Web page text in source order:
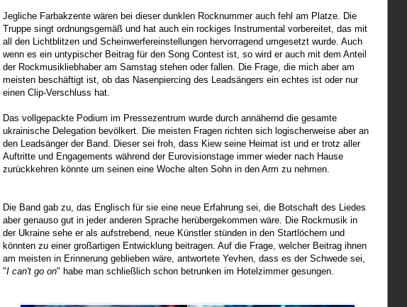
Jegliche Farbakzente wären bei dieser dunklen Rocknummer auch fehl am Platze. Die
Truppe singt ordnungsgemäß und hat auch ein rockiges Instrumental vorbereitet, das mit
all den Lichtblitzen und Scheinwerfereinstellungen hervorragend umgesetzt wurde. Auch
wenn es ein untypischer Beitrag für den Song Contest ist, so wird er auch mit dem Anteil
der Rockmusikliebhaber am Samstag stehen oder fallen. Die Frage, die mich aber am
meisten beschäftigt ist, ob das Nasenpiercing des Leadsängers ein echtes ist oder nur
einen Clip-Verschluss hat.
Das vollgepackte Podium im Pressezentrum wurde durch annähernd die gesamte
ukrainische Delegation bevölkert. Die meisten Fragen richten sich logischerweise aber an
den Leadsänger der Band. Dieser sei froh, dass Kiew seine Heimat ist und er trotz aller
Auftritte und Engagements während der Eurovisionstage immer wieder nach Hause
zurückkehren könnte um seinen eine Woche alten Sohn in den Arm zu nehmen.
Die Band gab zu, das Englisch für sie eine neue Erfahrung sei, die Botschaft des Liedes
aber genauso gut in jeder anderen Sprache herübergekommen wäre. Die Rockmusik in
der Ukraine sehe er als aufstrebend, neue Künstler stünden in den Startlöchern und
könnten zu einer großartigen Entwicklung beitragen. Auf die Frage, welcher Beitrag ihnen
am meisten in Erinnerung geblieben wäre, antwortete Yevhen, dass es der Schwede sei,
"I can't go on" habe man schließlich schon betrunken im Hotelzimmer gesungen.